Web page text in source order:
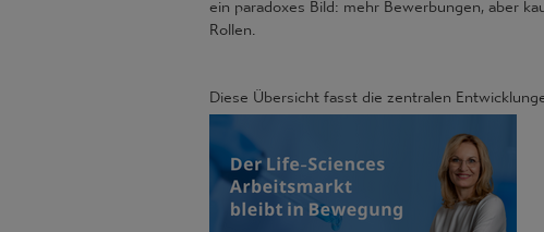
Rollen.
Diese Übersicht fasst die zentralen